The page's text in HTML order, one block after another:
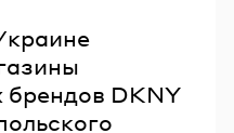
брендов DKNY